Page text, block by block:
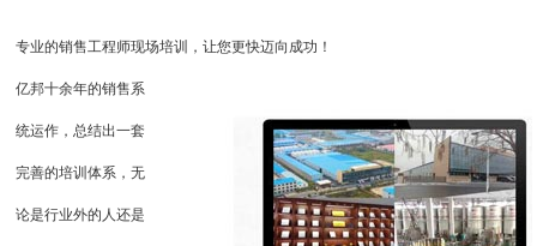
专业的销售工程师现场培训，让您更快迈向成功！
亿邦十余年的销售系
统运作，总结出一套
完善的培训体系，无
论是行业外的人还是